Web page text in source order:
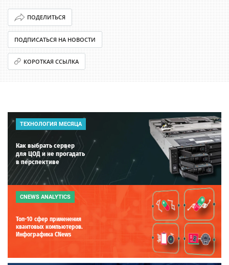
ПОДЕЛИТЬСЯ
ПОДПИСАТЬСЯ НА НОВОСТИ
КОРОТКАЯ ССЫЛКА
ТЕХНОЛОГИЯ МЕСЯЦА
Как выбрать сервер
для ЦОД и не прогадать
в перспективе
CNEWS ANALYTICS
Топ-10 сфер применения
квантовых компьютеров.
Инфографика CNews